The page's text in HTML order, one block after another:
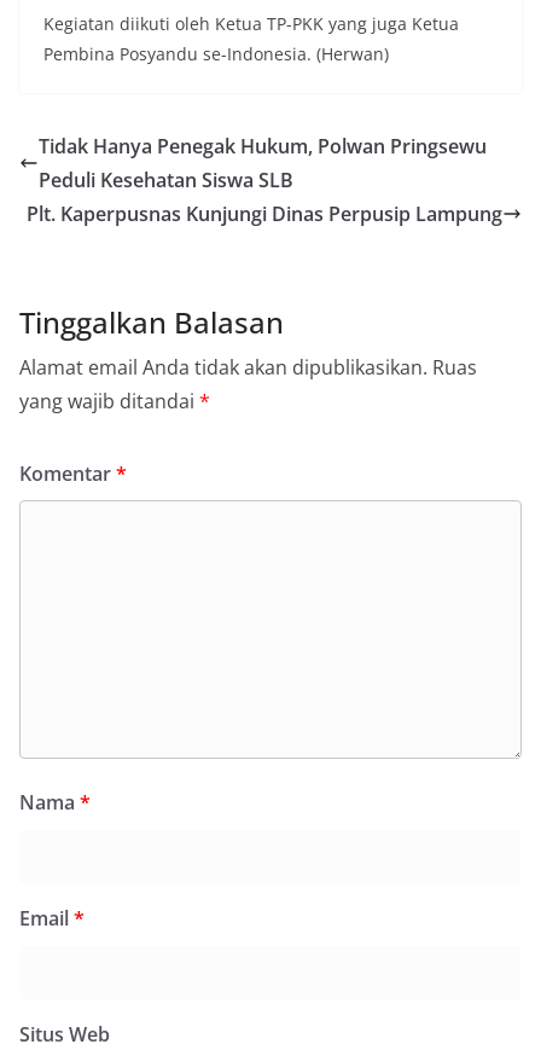
Kegiatan diikuti oleh Ketua TP-PKK yang juga Ketua
Pembina Posyandu se-Indonesia. (Herwan)
Tidak Hanya Penegak Hukum, Polwan Pringsewu
Peduli Kesehatan Siswa SLB
Plt. Kaperpusnas Kunjungi Dinas Perpusip Lampung
Tinggalkan Balasan
Alamat email Anda tidak akan dipublikasikan. Ruas
yang wajib ditandai *
Komentar*
Nama *
Email*
Situs Web